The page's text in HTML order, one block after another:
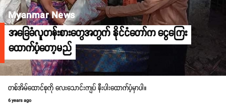
Myanmar News
အခြေခံလူတန်းစားတွေအတွက် နိုင်ငံတော်က ငွေကြေး
ထောက်ပံ့တော့မည်
တစ်အိမ်ထောင်စုကို လေးသောင်းကျပ် နီးပါးထောက်ပံ့မှာပါ။
6 years ago